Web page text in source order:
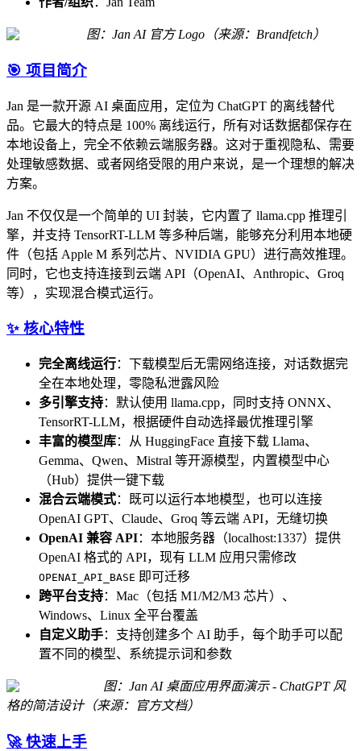
图：Jan AI 官方 Logo（来源：Brandfetch）
🎯 项目简介
Jan 是一款开源 AI 桌面应用，定位为 ChatGPT 的离线替代
品。它最大的特点是 100% 离线运行，所有对话数据都保存在
本地设备上，完全不依赖云端服务器。这对于重视隐私、需要
处理敏感数据、或者网络受限的用户来说，是一个理想的解决
方案。
Jan 不仅仅是一个简单的 UI 封装，它内置了 llama.cpp 推理引
擎，并支持 TensorRT-LLM 等多种后端，能够充分利用本地硬
件（包括 Apple M 系列芯片、NVIDIA GPU）进行高效推理。
同时，它也支持连接到云端 API（OpenAI、Anthropic、Groq
等），实现混合模式运行。
✨ 核心特性
完全离线运行：下载模型后无需网络连接，对话数据完
全在本地处理，零隐私泄露风险
多引擎支持：默认使用 llama.cpp，同时支持 ONNX、
TensorRT-LLM，根据硬件自动选择最优推理引擎
丰富的模型库：从 HuggingFace 直接下载 Llama、
Gemma、Qwen、Mistral 等开源模型，内置模型中心
（Hub）提供一键下载
混合云端模式：既可以运行本地模型，也可以连接
OpenAI GPT、Claude、Groq 等云端 API，无缝切换
OpenAI 兼容 API：本地服务器（localhost:1337）提供
OpenAI 格式的 API，现有 LLM 应用只需修改
OPENAI_API_BASE 即可迁移
跨平台支持：Mac（包括 M1/M2/M3 芯片）、
Windows、Linux 全平台覆盖
自定义助手：支持创建多个 AI 助手，每个助手可以配
置不同的模型、系统提示词和参数
图：Jan AI 桌面应用界面演示 - ChatGPT 风
格的简洁设计（来源：官方文档）
🚀 快速上手